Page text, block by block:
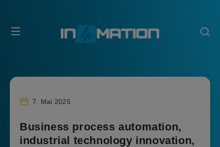
7. Mai 2025
Business process automation,
industrial technology innovation,